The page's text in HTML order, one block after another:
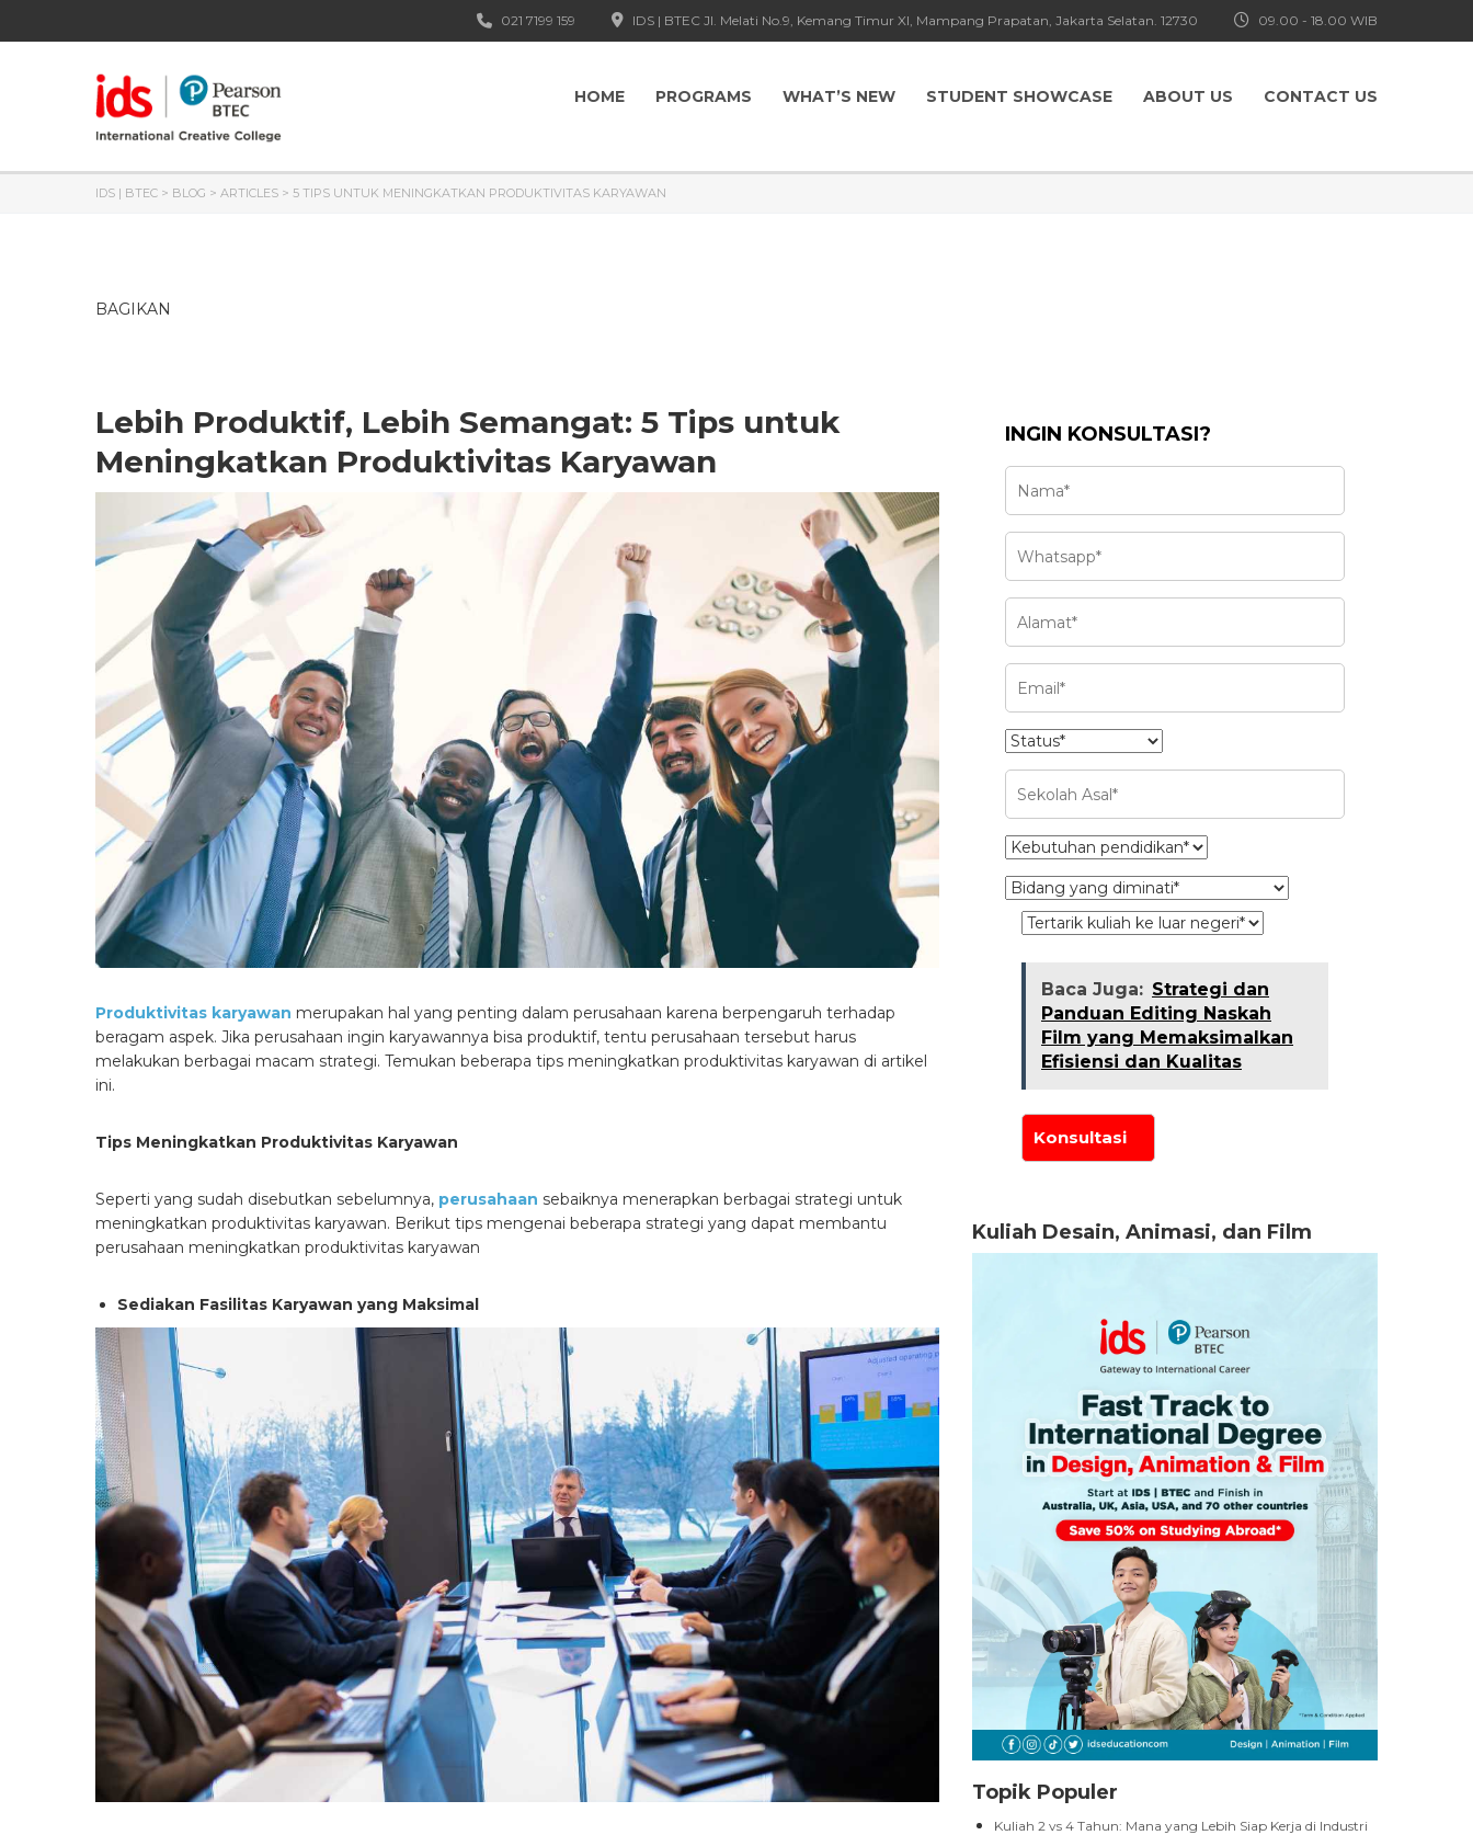
09.00 - 18.00 WIB
IDS | BTEC Jl. Melati No.9, Kemang Timur XI, Mampang Prapatan, Jakarta Selatan. 12730
021 7199 159
HOME PROGRAMS WHAT’S NEW STUDENT SHOWCASE ABOUT US CONTACT US
IDS | BTEC > BLOG > ARTICLES > 5 TIPS UNTUK MENINGKATKAN PRODUKTIVITAS KARYAWAN
BAGIKAN
Lebih Produktif, Lebih Semangat: 5 Tips untuk
Meningkatkan Produktivitas Karyawan
Produktivitas karyawan merupakan hal yang penting dalam perusahaan karena berpengaruh terhadap
beragam aspek. Jika perusahaan ingin karyawannya bisa produktif, tentu perusahaan tersebut harus
melakukan berbagai macam strategi. Temukan beberapa tips meningkatkan produktivitas karyawan di artikel
ini.
Tips Meningkatkan Produktivitas Karyawan
Seperti yang sudah disebutkan sebelumnya, perusahaan sebaiknya menerapkan berbagai strategi untuk
meningkatkan produktivitas karyawan. Berikut tips mengenai beberapa strategi yang dapat membantu
perusahaan meningkatkan produktivitas karyawan
Sediakan Fasilitas Karyawan yang Maksimal
INGIN KONSULTASI?
Baca Juga: Strategi dan
Panduan Editing Naskah
Film yang Memaksimalkan
Efisiensi dan Kualitas
Kuliah Desain, Animasi, dan Film
Topik Populer
Kuliah 2 vs 4 Tahun: Mana yang Lebih Siap Kerja di Industri